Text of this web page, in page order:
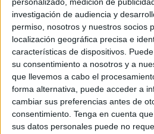
personalizado, medición de
investigación de audiencia y
permiso, nosotros y nuestros socios
localización geográfica precisa e
características de dispositivos.
su consentimiento a nosotros y a
que llevemos a cabo el
forma alternativa, puede acceder a
cambiar sus preferencias antes de
consentimiento. Tenga en cuenta
sus datos personales puede no
TELEVISIÓN EN USA (ES)
A fecha de hoy8/5/2026y desde que esta
estadísticos de cuándo y dónde se
equipoAS Monacoen USA (ES), que fue
siguientes datos:
PARTIDOS